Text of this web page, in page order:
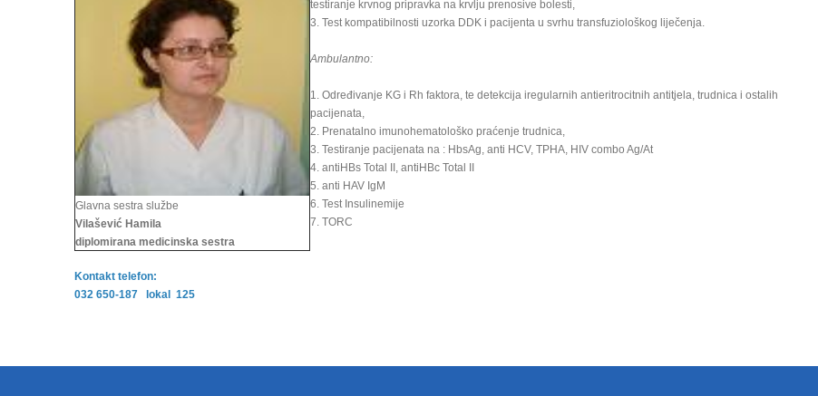
Glavna sestra službe
Vilašević Hamila
diplomirana medicinska sestra
testiranje krvnog pripravka na krvlju prenosive bolesti,
3. Test kompatibilnosti uzorka DDK i pacijenta u svrhu transfuziološkog liječenja.
Ambulantno:
1. Određivanje KG i Rh faktora, te detekcija iregularnih antieritrocitnih antitjela, trudnica i ostalih
pacijenata,
2. Prenatalno imunohematološko praćenje trudnica,
3. Testiranje pacijenata na : HbsAg, anti HCV, TPHA, HIV combo Ag/At
4. antiHBs Total II, antiHBc Total II
5. anti HAV IgM
6. Test Insulinemije
7. TORC
Kontakt telefon:
032 650-187 lokal 125